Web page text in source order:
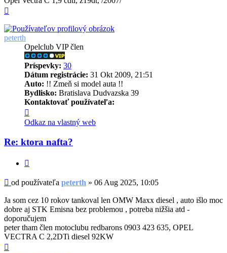
peterth
Opelclub VIP člen
Príspevky: 30
Dátum registrácie: 31 Okt 2009, 21:51
Auto: !! Zmeň si model auta !!
Bydlisko: Bratislava Dudvazska 39
Kontaktovať používateľa:
informácie
používateľa
peterth
Odkaz na vlastný web
Re: ktora nafta?
Príspevok
od používateľa peterth » 06 Aug 2025, 10:05
Ja som cez 10 rokov tankoval len OMW Maxx diesel , auto išlo moc
dobre aj STK Emisna bez problemou , potreba nižšia atd -
doporučujem
peter tham člen motoclubu redbarons 0903 423 635, OPEL
VECTRA C 2,2DTi diesel 92KW